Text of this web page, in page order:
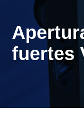
fuertes